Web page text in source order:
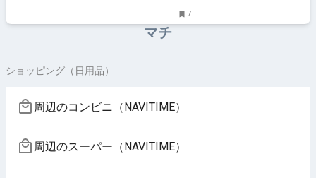
7
マチ
ショッピング（日用品）
周辺のコンビニ（NAVITIME）
周辺のスーパー（NAVITIME）